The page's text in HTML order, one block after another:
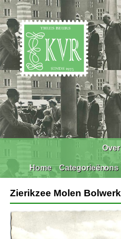
Home Categorieën
Over
ons
Zierikzee Molen Bolwerk